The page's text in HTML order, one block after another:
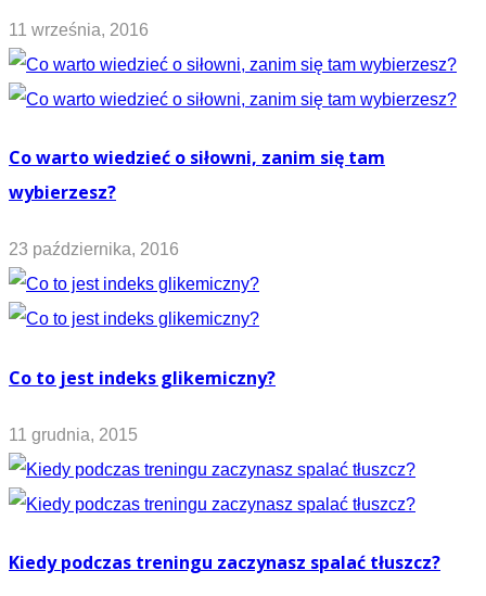
11 września, 2016
Co warto wiedzieć o siłowni, zanim się tam
wybierzesz?
23 października, 2016
Co to jest indeks glikemiczny?
11 grudnia, 2015
Kiedy podczas treningu zaczynasz spalać tłuszcz?